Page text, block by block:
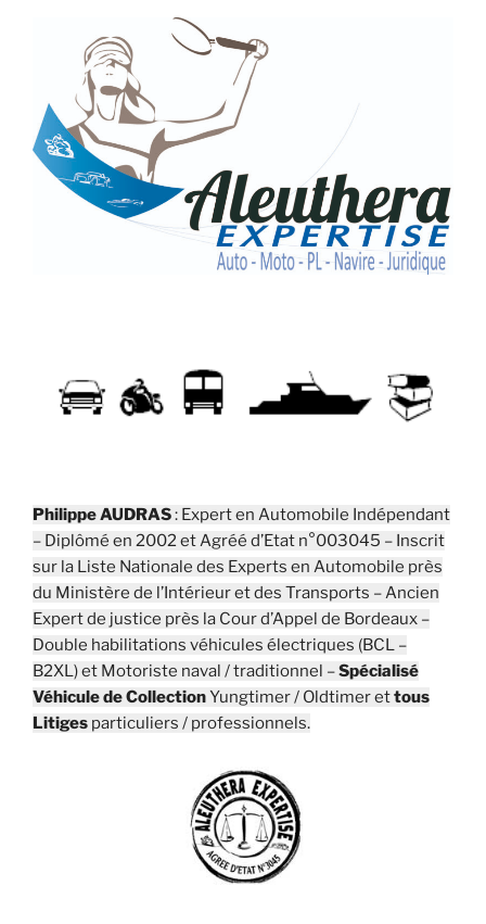
Philippe AUDRAS: Expert en Automobile Indépendant
– Diplômé en 2002 et Agréé d’Etat n°003045 – Inscrit
sur la Liste Nationale des Experts en Automobile près
du Ministère de l’Intérieur et des Transports – Ancien
Expert de justice près la Cour d’Appel de Bordeaux –
Double habilitations véhicules électriques (BCL –
B2XL) et Motoriste naval / traditionnel –Spécialisé
Véhicule de CollectionYungtimer / Oldtimer ettous
Litiges particuliers / professionnels.